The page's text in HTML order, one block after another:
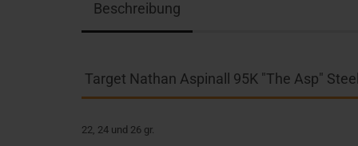
Beschreibung
Target Nathan Aspinall 95K "The Asp"
22, 24 und 26 gr.